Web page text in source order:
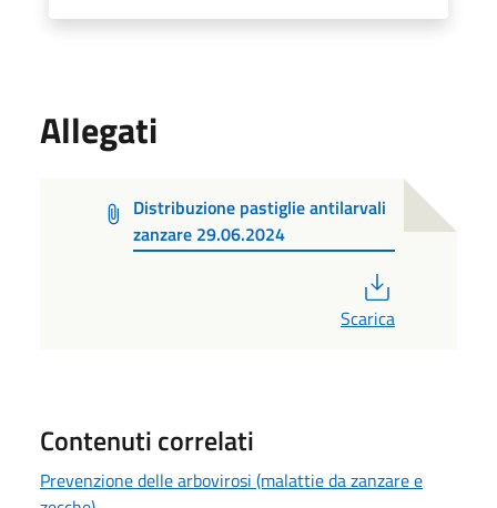
Allegati
Distribuzione pastiglie antilarvali
zanzare 29.06.2024
Scarica
Contenuti correlati
Prevenzione delle arbovirosi (malattie da zanzare e